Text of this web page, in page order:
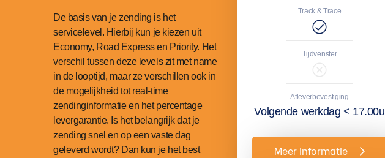
De basis van je zending is het
servicelevel. Hierbij kun je kiezen uit
Economy, Road Express en Priority. Het
verschil tussen deze levels zit met name
in de looptijd, maar ze verschillen ook in
de mogelijkheid tot real-time
zendinginformatie en het percentage
levergarantie. Is het belangrijk dat je
zending snel en op een vaste dag
geleverd wordt? Dan kun je het best
Track & Trace
Tijdvenster
Afleverbevestiging
Volgende werkdag < 17.00u
Meer informatie